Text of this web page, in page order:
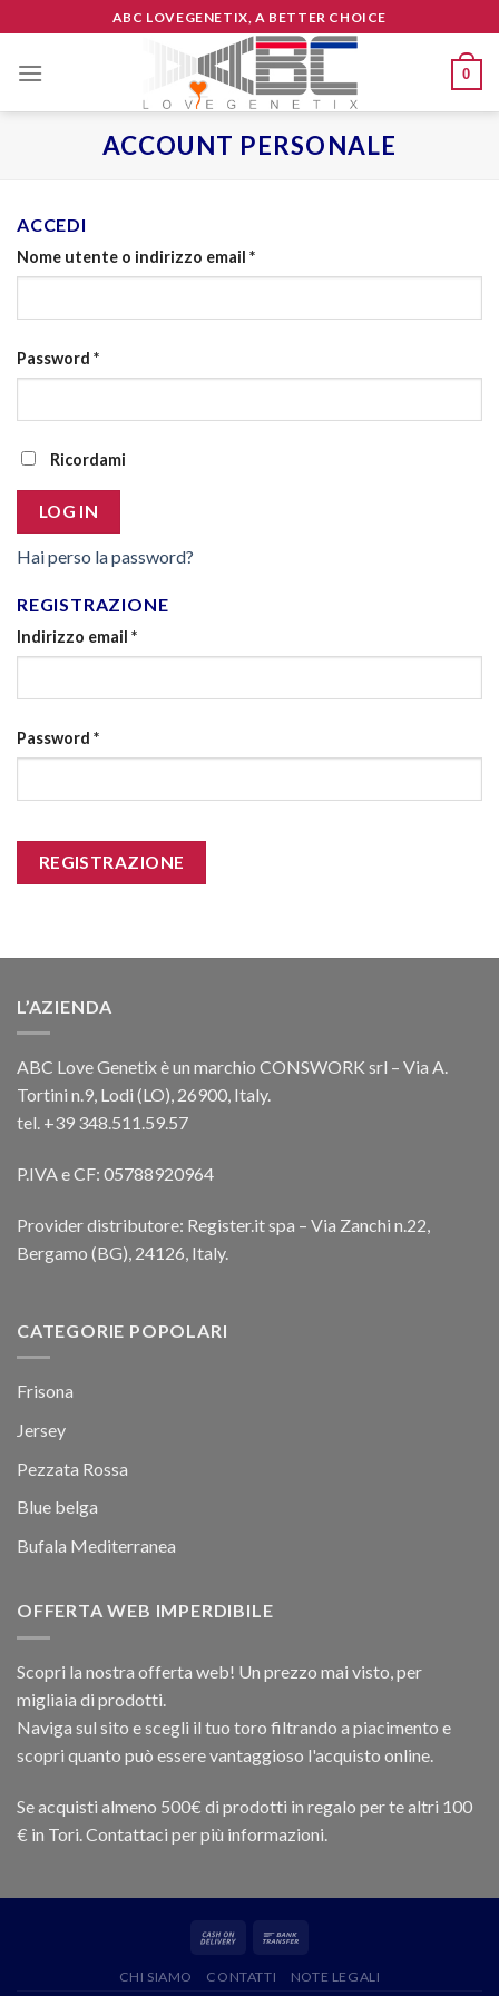
to
content
ABC LOVEGENETIX, A BETTER CHOICE
0
ACCOUNT PERSONALE
ACCEDI
Nome utente o indirizzo email *
Password *
Ricordami
LOG IN
Hai perso la password?
REGISTRAZIONE
Indirizzo email *
Password *
REGISTRAZIONE
L’AZIENDA
ABC Love Genetix è un marchio CONSWORK srl – Via A.
Tortini n.9, Lodi (LO), 26900, Italy.
tel. +39 348.511.59.57
P.IVA e CF: 05788920964
Provider distributore: Register.it spa – Via Zanchi n.22,
Bergamo (BG), 24126, Italy.
CATEGORIE POPOLARI
Frisona
Jersey
Pezzata Rossa
Blue belga
Bufala Mediterranea
OFFERTA WEB IMPERDIBILE
Scopri la nostra offerta web! Un prezzo mai visto, per
migliaia di prodotti.
Naviga sul sito e scegli il tuo toro filtrando a piacimento e
scopri quanto può essere vantaggioso l'acquisto online.
Se acquisti almeno 500€ di prodotti in regalo per te altri 100
€ in Tori. Contattaci per più informazioni.
CHI SIAMO CONTATTI NOTE LEGALI